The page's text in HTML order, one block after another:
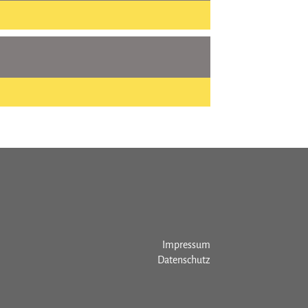
Impressum
Datenschutz